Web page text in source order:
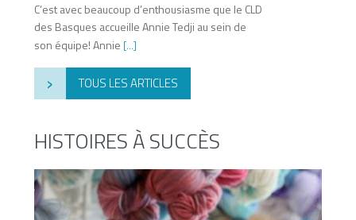
C’est avec beaucoup d’enthousiasme que le CLD
des Basques accueille Annie Tedji au sein de
son équipe! Annie [...]
› TOUS LES ARTICLES
HISTOIRES À SUCCÈS